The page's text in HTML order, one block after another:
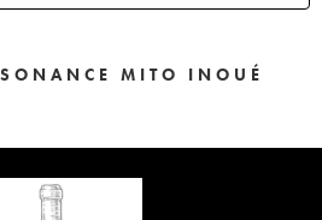
MITO INOUÉ